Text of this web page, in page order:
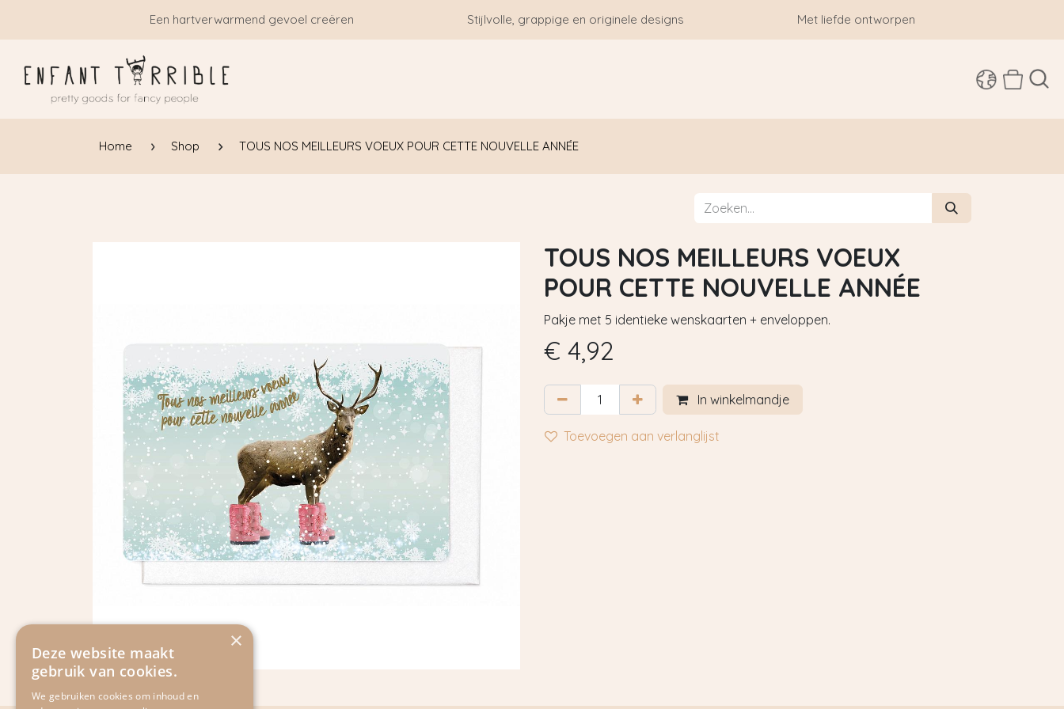
Een hartverwarmend gevoel creëren Stijlvolle, grappige en originele designs Met liefde ontworpen
Home Shop TOUS NOS MEILLEURS VOEUX POUR CETTE NOUVELLE ANNÉE
TOUS NOS MEILLEURS VOEUX
POUR CETTE NOUVELLE ANNÉE
Pakje met 5 identieke wenskaarten + enveloppen.
€ 4,92
In winkelmandje
Toevoegen aan verlanglijst
×
Deze website maakt
gebruik van cookies.
We gebruiken cookies om inhoud en